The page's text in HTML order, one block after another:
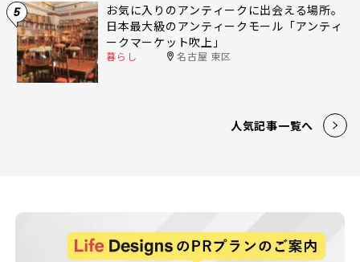
5
お気に入りのアンティークに出会える場所。
日本最大級のアンティークモール「アンティ
ークマーケット吹上」
暮らし 名古屋 東区
人気記事一覧へ